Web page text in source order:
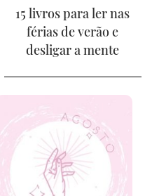
15 livros para ler nas
férias de verão e
desligar a mente